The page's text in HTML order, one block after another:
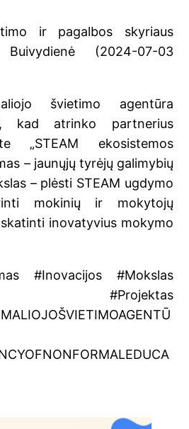
ir pagalbos skyriaus
(2024-07-03
švietimo agentūra
kad atrinko partnerius
„STEAM ekosistemos
– jaunųjų tyrėjų galimybių
– plėsti STEAM ugdymo
mokinių ir mokytojų
inovatyvius mokymo
#Inovacijos #Mokslas
#Projektas